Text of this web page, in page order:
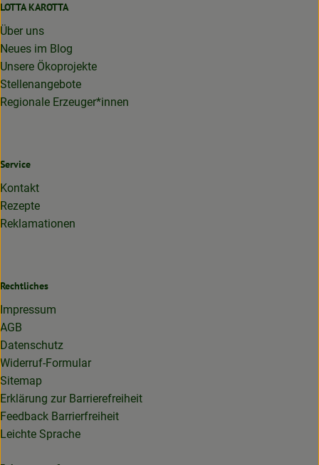
LOTTA KAROTTA
Über uns
Neues im Blog
Unsere Ökoprojekte
Stellenangebote
Regionale Erzeuger*innen
Service
Kontakt
Rezepte
Reklamationen
Rechtliches
Impressum
AGB
Datenschutz
Widerruf-Formular
Sitemap
Erklärung zur Barrierefreiheit
Feedback Barrierfreiheit
Leichte Sprache